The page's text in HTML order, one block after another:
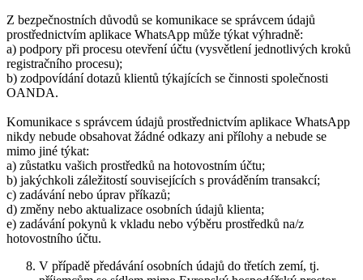
Z bezpečnostních důvodů se komunikace se správcem údajů
prostřednictvím aplikace WhatsApp může týkat výhradně:
a) podpory při procesu otevření účtu (vysvětlení jednotlivých kroků
registračního procesu);
b) zodpovídání dotazů klientů týkajících se činnosti společnosti
OANDA.
Komunikace s správcem údajů prostřednictvím aplikace WhatsApp
nikdy nebude obsahovat žádné odkazy ani přílohy a nebude se
mimo jiné týkat:
a) zůstatku vašich prostředků na hotovostním účtu;
b) jakýchkoli záležitostí souvisejících s prováděním transakcí;
c) zadávání nebo úprav příkazů;
d) změny nebo aktualizace osobních údajů klienta;
e) zadávání pokynů k vkladu nebo výběru prostředků na/z
hotovostního účtu.
V případě předávání osobních údajů do třetích zemí, tj.